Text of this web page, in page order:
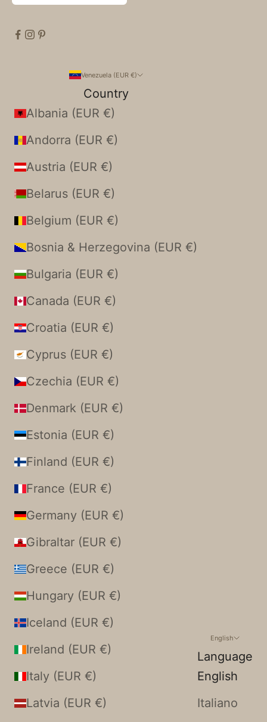
Venezuela (EUR €)
Country
Albania (EUR €)
Andorra (EUR €)
Austria (EUR €)
Belarus (EUR €)
Belgium (EUR €)
Bosnia & Herzegovina (EUR €)
Bulgaria (EUR €)
Canada (EUR €)
Croatia (EUR €)
Cyprus (EUR €)
Czechia (EUR €)
Denmark (EUR €)
Estonia (EUR €)
Finland (EUR €)
France (EUR €)
Germany (EUR €)
Gibraltar (EUR €)
Greece (EUR €)
Hungary (EUR €)
Iceland (EUR €)
Ireland (EUR €)
Italy (EUR €)
Latvia (EUR €)
English
Language
English
Italiano